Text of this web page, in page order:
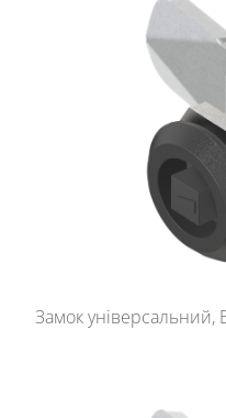
Замок